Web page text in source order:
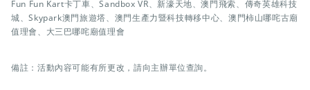
Fun Fun Kart卡丁車、Sandbox VR、新濠天地、澳門飛索、傳奇英雄科技
城、Skypark澳門旅遊塔、澳門生產力暨科技轉移中心、澳門柿山哪咤古廟
值理會、大三巴哪咤廟值理會
備註：活動內容可能有所更改，請向主辦單位查詢。